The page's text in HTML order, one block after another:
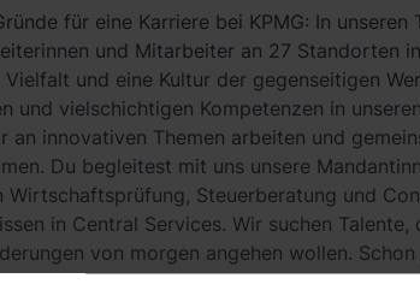
für eine Karriere bei KPMG: In unseren
und Mitarbeiter an 27 Standorten
und eine Kultur der gegenseitigen
und vielschichtigen Kompetenzen in
an innovativen Themen arbeiten und
Du begleitest mit uns unsere
Wirtschaftsprüfung, Steuerberatung und
in Central Services. Wir suchen
von morgen angehen wollen.
und Absolventen aus dem Bereich